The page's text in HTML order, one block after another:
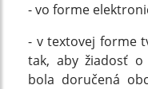
- vo forme
- v textovej forme
tak, aby žiadosť o
bola doručená